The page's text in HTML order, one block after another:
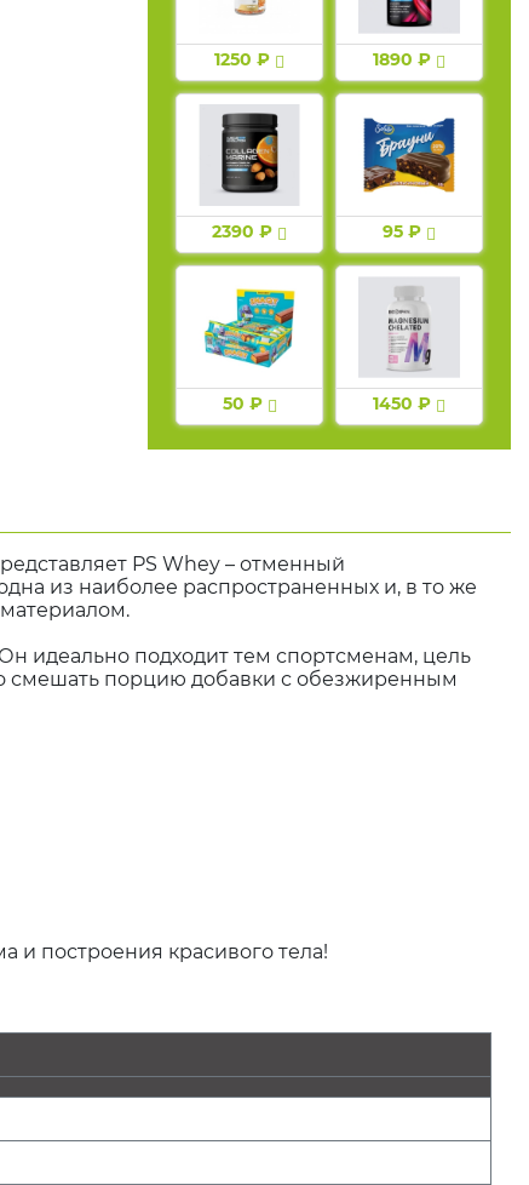
1250 ₽ 1890 ₽
2390 ₽ 95 ₽
50 ₽ 1450 ₽
PS Whey – отменный
из наиболее распространенных и, в то же
идеально подходит тем спортсменам, цель
смешать порцию добавки с обезжиренным
и построения красивого тела!